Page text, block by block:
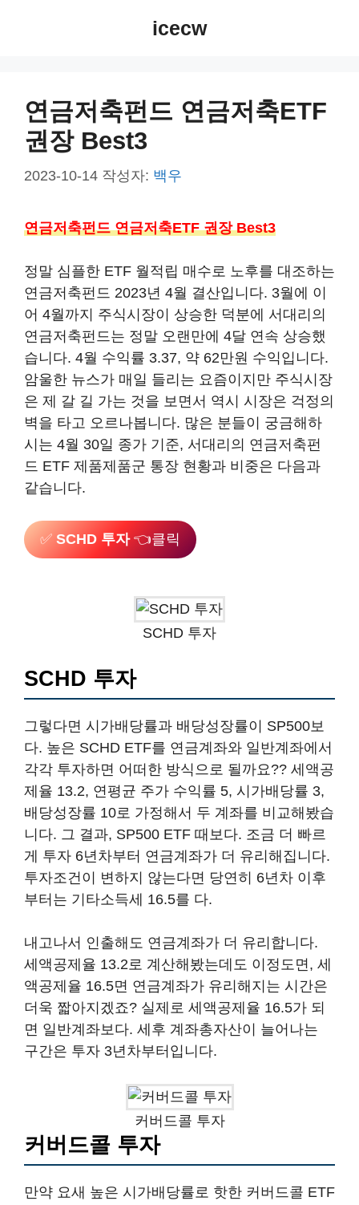
icecw
연금저축펀드 연금저축ETF
권장 Best3
2023-10-14 작성자: 백우
연금저축펀드 연금저축ETF 권장 Best3
정말 심플한 ETF 월적립 매수로 노후를 대조하는
연금저축펀드 2023년 4월 결산입니다. 3월에 이
어 4월까지 주식시장이 상승한 덕분에 서대리의
연금저축펀드는 정말 오랜만에 4달 연속 상승했
습니다. 4월 수익률 3.37, 약 62만원 수익입니다.
암울한 뉴스가 매일 들리는 요즘이지만 주식시장
은 제 갈 길 가는 것을 보면서 역시 시장은 걱정의
벽을 타고 오르나봅니다. 많은 분들이 궁금해하
시는 4월 30일 종가 기준, 서대리의 연금저축펀
드 ETF 제품제품군 통장 현황과 비중은 다음과
같습니다.
✅ SCHD 투자👈클릭
SCHD 투자
SCHD 투자
그렇다면 시가배당률과 배당성장률이 SP500보
다. 높은 SCHD ETF를 연금계좌와 일반계좌에서
각각 투자하면 어떠한 방식으로 될까요?? 세액공
제율 13.2, 연평균 주가 수익률 5, 시가배당률 3,
배당성장률 10로 가정해서 두 계좌를 비교해봤습
니다. 그 결과, SP500 ETF 때보다. 조금 더 빠르
게 투자 6년차부터 연금계좌가 더 유리해집니다.
투자조건이 변하지 않는다면 당연히 6년차 이후
부터는 기타소득세 16.5를 다.
내고나서 인출해도 연금계좌가 더 유리합니다.
세액공제율 13.2로 계산해봤는데도 이정도면, 세
액공제율 16.5면 연금계좌가 유리해지는 시간은
더욱 짧아지겠죠? 실제로 세액공제율 16.5가 되
면 일반계좌보다. 세후 계좌총자산이 늘어나는
구간은 투자 3년차부터입니다.
커버드콜 투자
커버드콜 투자
만약 요새 높은 시가배당률로 핫한 커버드콜 ETF